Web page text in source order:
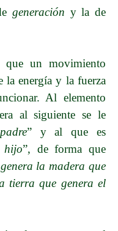
generación y la de
que un movimiento
la energía y la fuerza
Al elemento
al siguiente se le
” y al que es
hijo”, de forma que
la madera que
tierra que genera el